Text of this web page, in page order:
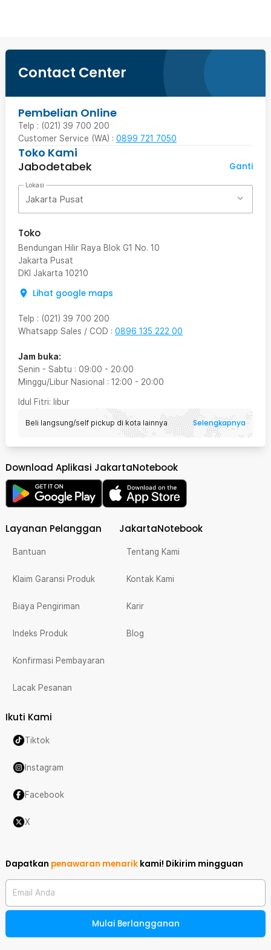
Contact Center
Pembelian Online
Telp : (021) 39 700 200
Customer Service (WA) : 0899 721 7050
Toko Kami
Jabodetabek
Ganti
Lokasi
Jakarta Pusat
Toko
Bendungan Hilir Raya Blok G1 No. 10
Jakarta Pusat
DKI Jakarta 10210
Lihat google maps
Telp : (021) 39 700 200
Whatsapp Sales / COD : 0896 135 222 00
Jam buka:
Senin - Sabtu : 09:00 - 20:00
Minggu/Libur Nasional : 12:00 - 20:00
Idul Fitri: libur
Beli langsung/self pickup di kota lainnya Selengkapnya
Download Aplikasi JakartaNotebook
Layanan Pelanggan
Bantuan
Klaim Garansi Produk
Biaya Pengiriman
Indeks Produk
Konfirmasi Pembayaran
Lacak Pesanan
JakartaNotebook
Tentang Kami
Kontak Kami
Karir
Blog
Ikuti Kami
Tiktok
Instagram
Facebook
X
Dapatkan penawaran menarik kami! Dikirim mingguan
Email Anda
Mulai Berlangganan